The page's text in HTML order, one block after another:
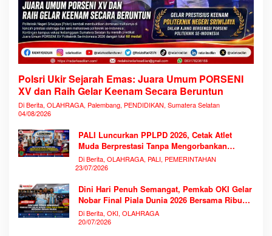
Polsri Ukir Sejarah Emas: Juara Umum PORSENI
XV dan Raih Gelar Keenam Secara Beruntun
Di Berita, OLAHRAGA, Palembang, PENDIDIKAN, Sumatera Selatan
04/08/2026
PALI Luncurkan PPLPD 2026, Cetak Atlet
Muda Berprestasi Tanpa Mengorbankan
Pendidikan
Di Berita, OLAHRAGA, PALI, PEMERINTAHAN
23/07/2026
Dini Hari Penuh Semangat, Pemkab OKI Gelar
Nobar Final Piala Dunia 2026 Bersama Ribuan
Warga
Di Berita, OKI, OLAHRAGA
20/07/2026